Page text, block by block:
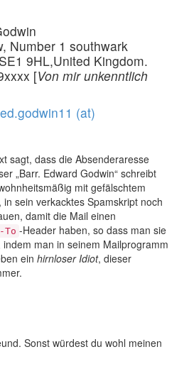
Number 1 southwark
9HL,United Kingdom.
[Von mir unkenntlich
ed.godwin11 (at)
sagt, dass die Absenderaresse
„Barr. Edward Godwin“ schreibt
mit gefälschtem
sein verkacktes Spamskript noch
damit die Mail einen
To -Header haben, so dass man sie
man in seinem Mailprogramm
ein hirnloser Idiot, dieser
Sonst würdest du wohl meinen